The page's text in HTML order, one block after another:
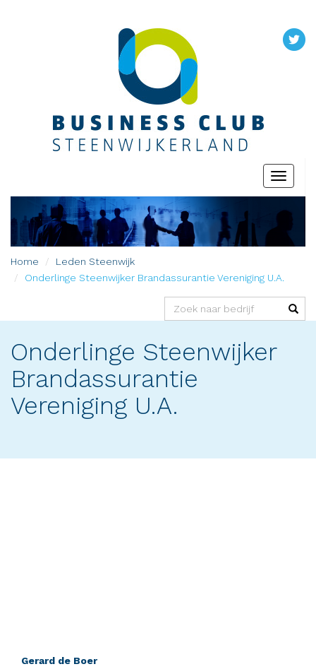
Toggle
Home Leden Steenwijk
Onderlinge Steenwijker Brandassurantie Vereniging U.A.
Onderlinge Steenwijker
Brandassurantie
Vereniging U.A.
Gerard de Boer